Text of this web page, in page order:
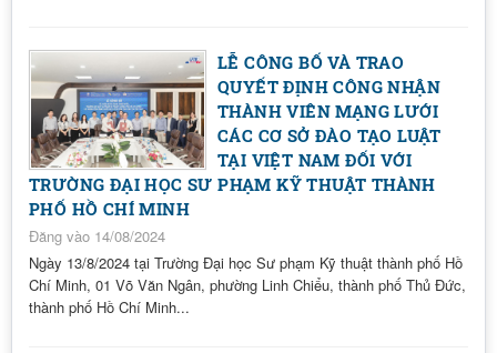
LỄ CÔNG BỐ VÀ TRAO
QUYẾT ĐỊNH CÔNG NHẬN
THÀNH VIÊN MẠNG LƯỚI
CÁC CƠ SỞ ĐÀO TẠO LUẬT
TẠI VIỆT NAM ĐỐI VỚI
TRƯỜNG ĐẠI HỌC SƯ PHẠM KỸ THUẬT THÀNH
PHỐ HỒ CHÍ MINH
Đăng vào 14/08/2024
Ngày 13/8/2024 tại Trường Đại học Sư phạm Kỹ thuật thành phố Hồ
Chí Minh, 01 Võ Văn Ngân, phường Linh Chiểu, thành phố Thủ Đức,
thành phố Hồ Chí Minh...